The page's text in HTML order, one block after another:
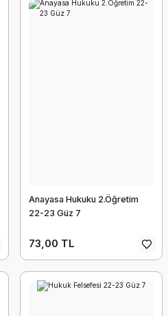
Anayasa Hukuku 2.Öğretim
22-23 Güz 7
73,00 TL